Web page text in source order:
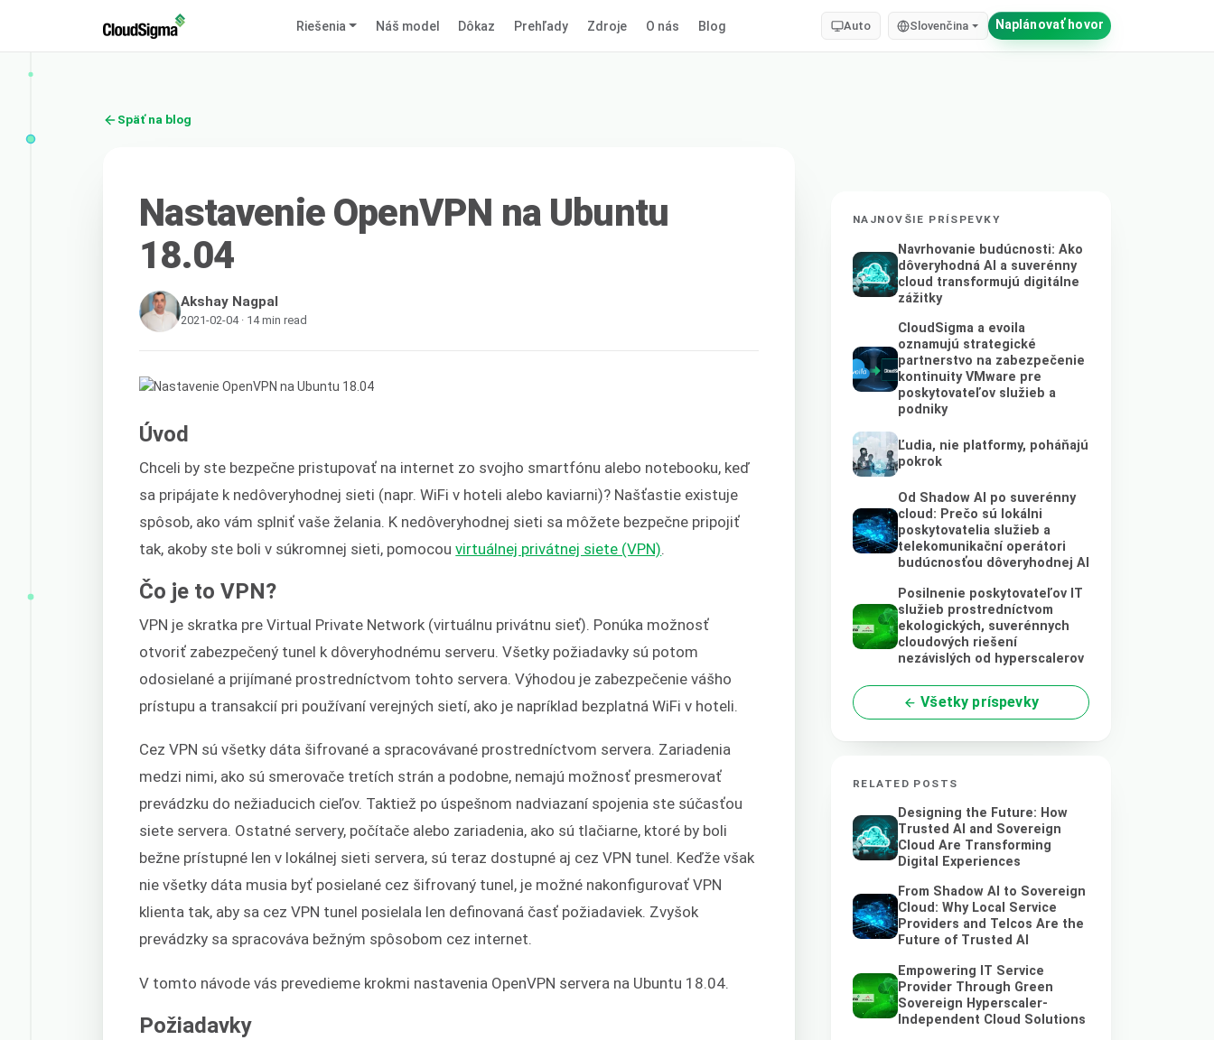
Riešenia Náš model Dôkaz Prehľady Zdroje O nás Blog Auto Slovenčina Naplánovať hovor
Späť na blog
Nastavenie OpenVPN na Ubuntu
18.04
Akshay Nagpal
2021-02-04 · 14 min read
Úvod
Chceli by ste bezpečne pristupovať na internet zo svojho smartfónu alebo notebooku, keď
sa pripájate k nedôveryhodnej sieti (napr. WiFi v hoteli alebo kaviarni)? Našťastie existuje
spôsob, ako vám splniť vaše želania. K nedôveryhodnej sieti sa môžete bezpečne pripojiť
tak, akoby ste boli v súkromnej sieti, pomocouvirtuálnej privátnej siete (VPN)
Čo je to VPN?
VPN je skratka pre Virtual Private Network (virtuálnu privátnu sieť). Ponúka možnosť
otvoriť zabezpečený tunel k dôveryhodnému serveru. Všetky požiadavky sú potom
odosielané a prijímané prostredníctvom tohto servera. Výhodou je zabezpečenie vášho
prístupu a transakcií pri používaní verejných sietí, ako je napríklad bezplatná WiFi v hoteli.
Cez VPN sú všetky dáta šifrované a spracovávané prostredníctvom servera. Zariadenia
medzi nimi, ako sú smerovače tretích strán a podobne, nemajú možnosť presmerovať
prevádzku do nežiaducich cieľov. Taktiež po úspešnom nadviazaní spojenia ste súčasťou
siete servera. Ostatné servery, počítače alebo zariadenia, ako sú tlačiarne, ktoré by boli
bežne prístupné len v lokálnej sieti servera, sú teraz dostupné aj cez VPN tunel. Keďže však
nie všetky dáta musia byť posielané cez šifrovaný tunel, je možné nakonfigurovať VPN
klienta tak, aby sa cez VPN tunel posielala len definovaná časť požiadaviek. Zvyšok
prevádzky sa spracováva bežným spôsobom cez internet.
V tomto návode vás prevedieme krokmi nastavenia OpenVPN servera na Ubuntu 18.04.
Požiadavky
NAJNOVŠIE PRÍSPEVKY
Navrhovanie budúcnosti: Ako
dôveryhodná AI a suverénny
cloud transformujú digitálne
zážitky
CloudSigma a evoila
oznamujú strategické
partnerstvo na zabezpečenie
kontinuity VMware pre
poskytovateľov služieb a
podniky
Ľudia, nie platformy, poháňajú
pokrok
Od Shadow AI po suverénny
cloud: Prečo sú lokálni
poskytovatelia služieb a
telekomunikační operátori
budúcnosťou dôveryhodnej AI
Posilnenie poskytovateľov IT
služieb prostredníctvom
ekologických, suverénnych
cloudových riešení
nezávislých od hyperscalerov
Všetky príspevky
RELATED POSTS
Designing the Future: How
Trusted AI and Sovereign
Cloud Are Transforming
Digital Experiences
From Shadow AI to Sovereign
Cloud: Why Local Service
Providers and Telcos Are the
Future of Trusted AI
Empowering IT Service
Provider Through Green
Sovereign Hyperscaler-
Independent Cloud Solutions